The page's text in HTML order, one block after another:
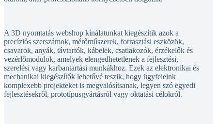
A 3D nyomtatás webshop kínálatunkat kiegészítik azok a
precíziós szerszámok, mérőműszerek, forrasztási eszközök,
csavarok, anyák, távtartók, kábelek, csatlakozók, érzékelők és
vezérlőmodulok, amelyek elengedhetetlenek a fejlesztési,
szerelési vagy karbantartási munkákhoz. Ezek az elektronikai és
mechanikai kiegészítők lehetővé teszik, hogy ügyfeleink
komplexebb projekteket is megvalósítsanak, legyen szó egyedi
fejlesztésekről, prototípusgyártásról vagy oktatási célokról.